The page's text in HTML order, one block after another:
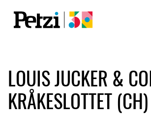
LOUIS JUCKER &
KRÅKESLOTTET (CH)